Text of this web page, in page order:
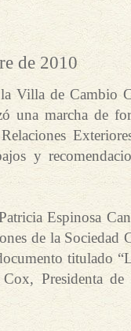
de 2010
Villa de Cambio
una marcha de
y
Espinosa
de la
titulado
Presidenta